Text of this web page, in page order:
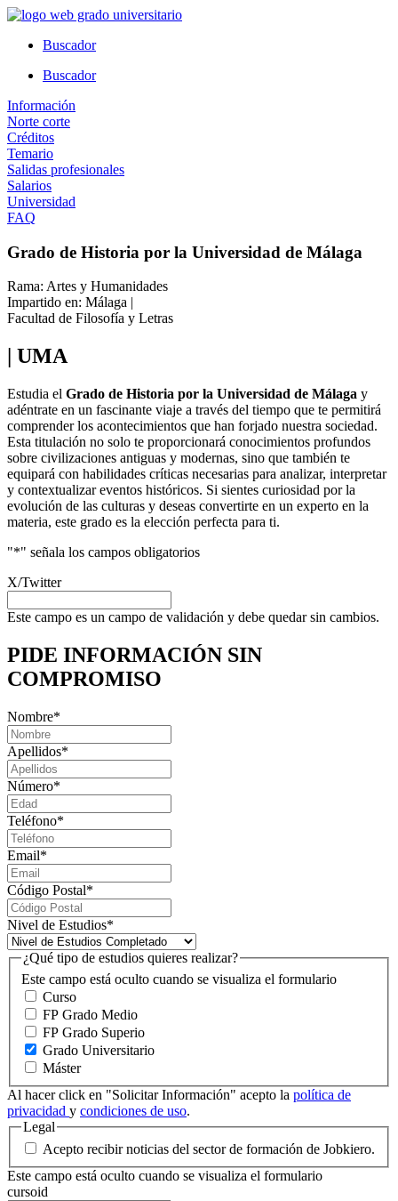
Ir
contenidoBuscador
Buscador
Información
Norte corte
Créditos
Temario
Salidas profesionales
Salarios
Universidad
FAQ
Grado de Historia por la Universidad de Málaga
Rama: Artes y Humanidades
Impartido en: Málaga |
Facultad de Filosofía y Letras
| UMA
Estudia el Grado de Historia por la Universidad de Málaga y
adéntrate en un fascinante viaje a través del tiempo que te permitirá
comprender los acontecimientos que han forjado nuestra sociedad.
Esta titulación no solo te proporcionará conocimientos profundos
sobre civilizaciones antiguas y modernas, sino que también te
equipará con habilidades críticas necesarias para analizar, interpretar
y contextualizar eventos históricos. Si sientes curiosidad por la
evolución de las culturas y deseas convertirte en un experto en la
materia, este grado es la elección perfecta para ti.
"*" señala los campos obligatorios
X/Twitter
Este campo es un campo de validación y debe quedar sin cambios.
PIDE INFORMACIÓN SIN
COMPROMISO
Nombre*
Apellidos*
Número*
Teléfono*
Email*
Código Postal*
Nivel de Estudios*
Este campo está oculto cuando se visualiza el formulario
¿Qué tipo de estudios quieres realizar?
Curso
FP Grado Medio
FP Grado Superio
Grado Universitario
Máster
Al hacer click en "Solicitar Información" acepto la política de
privacidad y condiciones de uso.
Legal
Acepto recibir noticias del sector de formación de Jobkiero.
Este campo está oculto cuando se visualiza el formulario
cursoid